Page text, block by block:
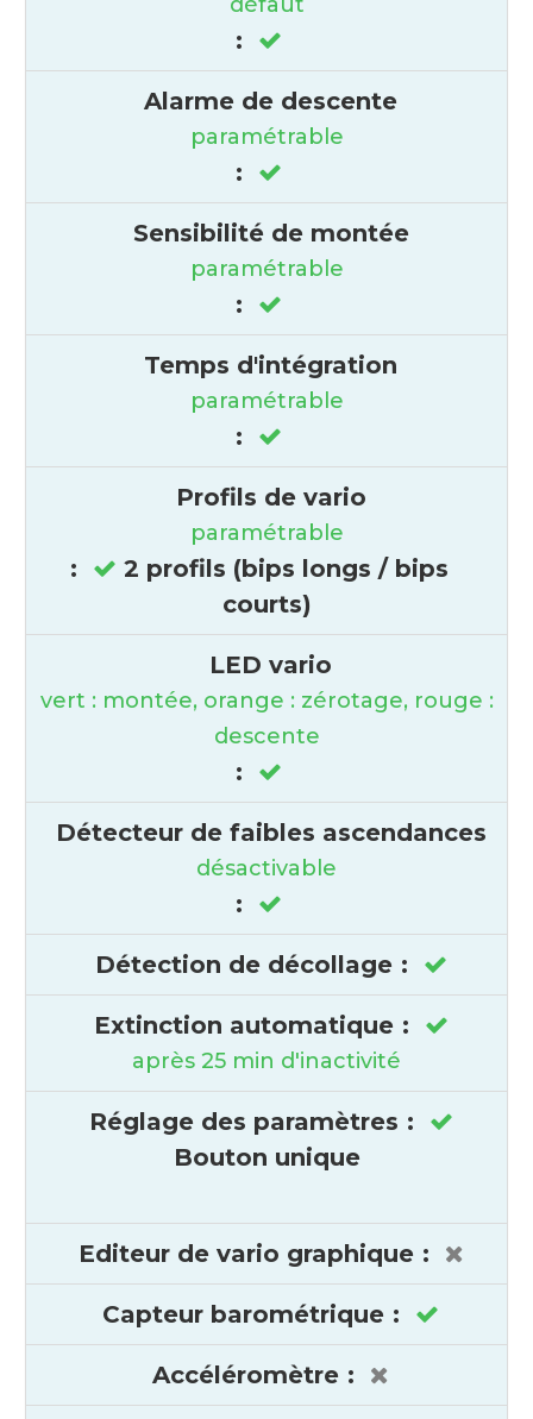
:
Alarme de descente
paramétrable
:
Sensibilité de montée
paramétrable
:
Temps d'intégration
paramétrable
:
Profils de vario
paramétrable
:
2 profils (bips longs / bips
courts)
LED vario
vert : montée, orange : zérotage, rouge :
descente
:
Détecteur de faibles ascendances
désactivable
:
Détection de décollage :
Extinction automatique :
après 25 min d'inactivité
Réglage des paramètres :
Bouton unique
Editeur de vario graphique :
Capteur barométrique :
Accéléromètre :